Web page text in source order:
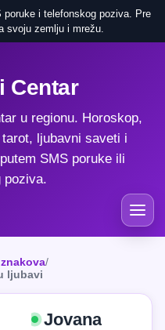
i telefonskog poziva. Pre
svoju zemlju i mrežu.
Centar
u regionu. Horoskop,
ljubavni saveti i
SMS poruke ili
poziva.
/
ljubavi
Jovana